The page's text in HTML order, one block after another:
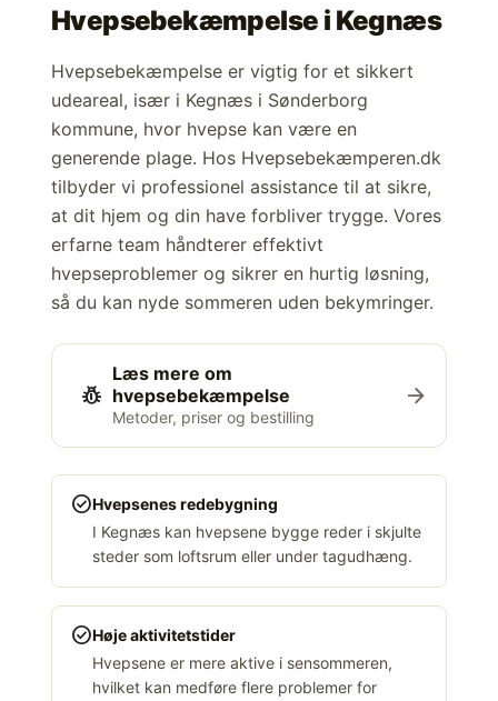
Hvepsebekæmpelse i Kegnæs
Hvepsebekæmpelse er vigtig for et sikkert
udeareal, især i Kegnæs i Sønderborg
kommune, hvor hvepse kan være en
generende plage. Hos Hvepsebekæmperen.dk
tilbyder vi professionel assistance til at sikre,
at dit hjem og din have forbliver trygge. Vores
erfarne team håndterer effektivt
hvepseproblemer og sikrer en hurtig løsning,
så du kan nyde sommeren uden bekymringer.
pest_control
Læs mere om
hvepsebekæmpelse
Metoder, priser og bestilling
arrow_forward
check_circleHvepsenes redebygning
I Kegnæs kan hvepsene bygge reder i skjulte
steder som loftsrum eller under tagudhæng.
check_circleHøje aktivitetstider
Hvepsene er mere aktive i sensommeren,
hvilket kan medføre flere problemer for